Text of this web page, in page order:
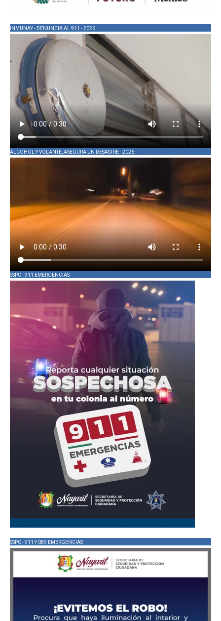
INMUNAY - DENUNCIA AL 911 - 2026
ALCOHOL Y VOLANTE, ASEGURA UN DESASTRE - 2026
SSPC - 911 EMERGENCIAS
SSPC - 911 Y 089 EMERGENCIAS